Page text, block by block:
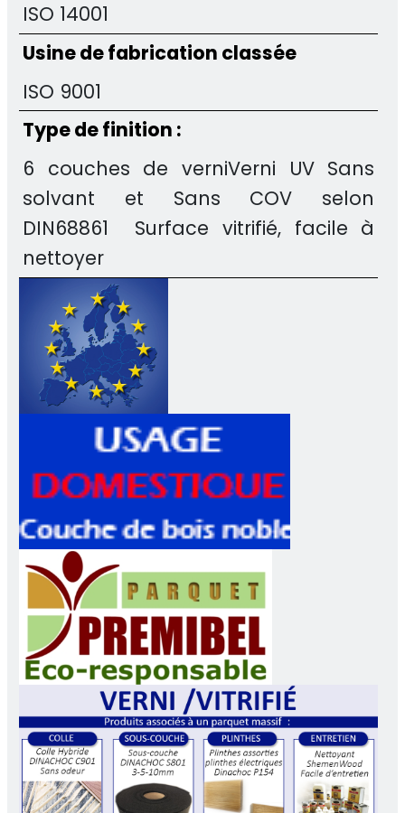
ISO 14001
Usine de fabrication classée
ISO 9001
Type de finition :
6 couches de verniVerni UV Sans
solvant et Sans COV selon
DIN68861 Surface vitrifié, facile à
nettoyer